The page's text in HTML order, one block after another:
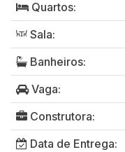
Quartos:
Sala:
Banheiros:
Vaga:
Construtora:
Data de Entrega: